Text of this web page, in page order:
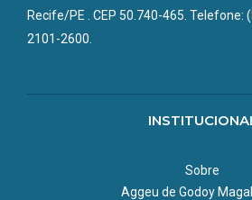
Recife/PE . CEP 50.740-465. Telefone:
2101-2600.
Sobre
Aggeu de Godoy